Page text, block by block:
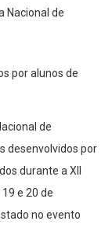
por alunos de
de
desenvolvidos por
durante a XII
e 20 de
no evento